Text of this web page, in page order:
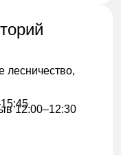
лесничество,
12:00–12:30